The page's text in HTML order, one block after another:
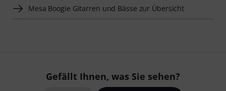
Mesa Boogie Gitarren und Bässe zur Übersicht
Gefällt Ihnen, was Sie sehen?